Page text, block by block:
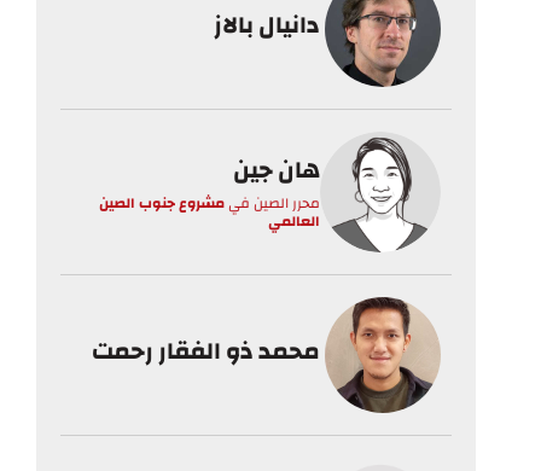
دانيال بالاز
هان جين
محرر الصينفيمشروع جنوب الصين
العالمي
محمد ذو الفقار رحمت